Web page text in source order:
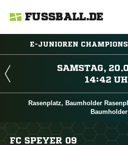
FUSSBALL.DE
E-JUNIOREN


Rasenplatz, Baumholder
Baumholder
FC SPEYER 09